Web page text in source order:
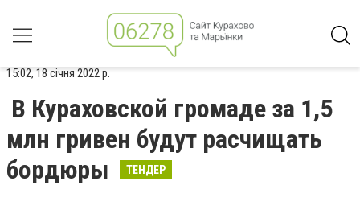
15:02, 18 січня 2022 р.
В Кураховской громаде за 1,5
млн гривен будут расчищать
бордюры
ТЕНДЕР